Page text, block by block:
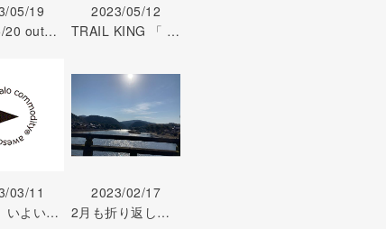
05/19
明日 5/20 outdoor meeting !
2023/05/12
TRAIL KING 「 2023 1st order meeting !! 」 5/12
03/11
さあー いよいよ春スタートですか！？ 3/11
2023/02/17
2月も折り返し 今後のお知らせ 2/17